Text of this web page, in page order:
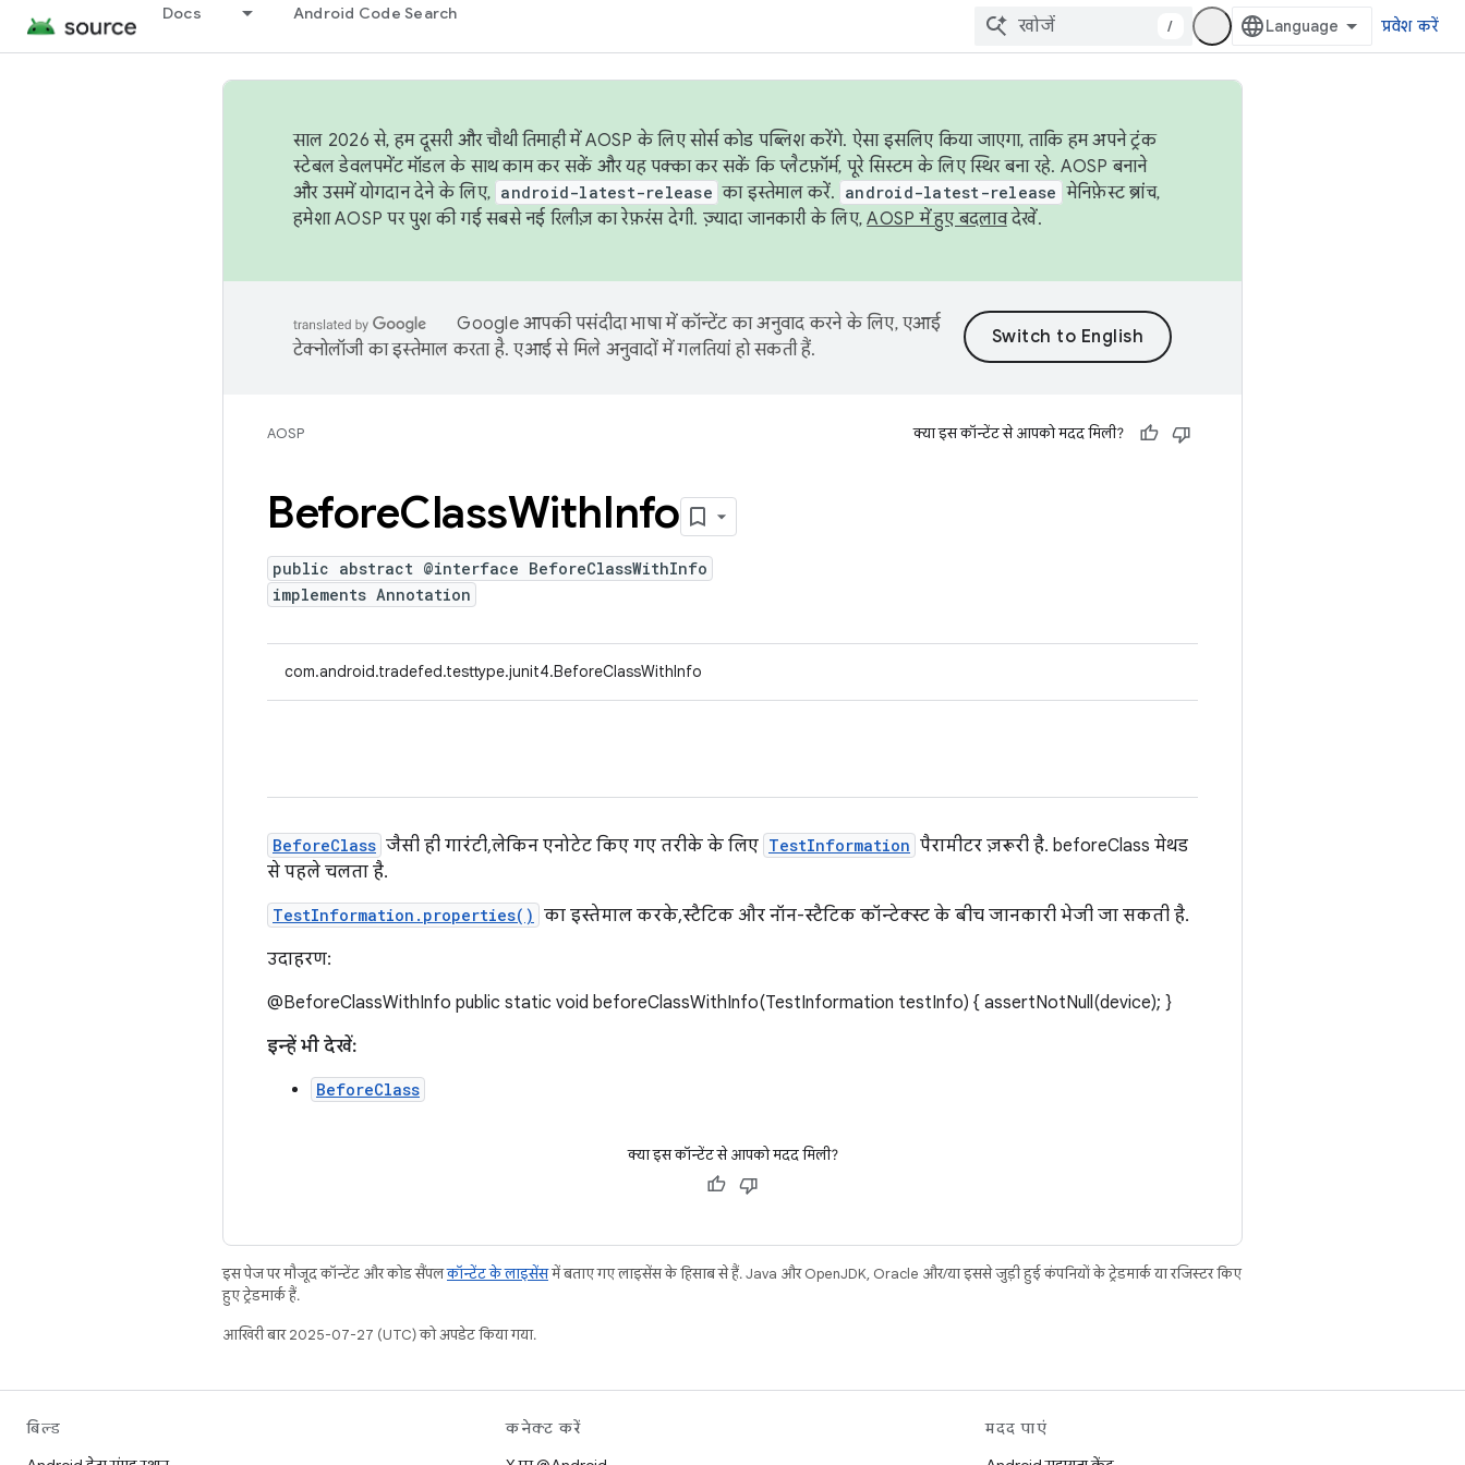
Docs Android Code Search
/ प्रवेश करें
साल 2026 से, हम दूसरी और चौथी तिमाही में AOSP के लिए सोर्स कोड पब्लिश करेंगे. ऐसा इसलिए किया जाएगा, ताकि हम अपने ट्रंक
स्टेबल डेवलपमेंट मॉडल के साथ काम कर सकें और यह पक्का कर सकें कि प्लैटफ़ॉर्म, पूरे सिस्टम के लिए स्थिर बना रहे. AOSP बनाने
और उसमें योगदान देने के लिए, android-latest-release का इस्तेमाल करें. android-latest-release मेनिफ़ेस्ट ब्रांच,
हमेशा AOSP पर पुश की गई सबसे नई रिलीज़ का रेफ़रंस देगी. ज़्यादा जानकारी के लिए,AOSP में हुए बदलावदेखें.
Google आपकी पसंदीदा भाषा में कॉन्टेंट का अनुवाद करने के लिए, एआई
टेक्नोलॉजी का इस्तेमाल करता है. एआई से मिले अनुवादों में गलतियां हो सकती हैं.
AOSP क्या इस कॉन्टेंट से आपको मदद मिली?
BeforeClassWithInfo
public abstract @interface BeforeClassWithInfo
implements Annotation
com.android.tradefed.testtype.junit4.BeforeClassWithInfo
BeforeClass जैसी ही गारंटी, लेकिन एनोटेट किए गए तरीके के लिए TestInformation पैरामीटर ज़रूरी है. beforeClass मेथड
से पहले चलता है.
TestInformation.properties() का इस्तेमाल करके, स्टैटिक और नॉन-स्टैटिक कॉन्टेक्स्ट के बीच जानकारी भेजी जा सकती है.
उदाहरण:
@BeforeClassWithInfo public static void beforeClassWithInfo(TestInformation testInfo) { assertNotNull(device); }
इन्हें भी देखें:
BeforeClass
क्या इस कॉन्टेंट से आपको मदद मिली?
इस पेज पर मौजूद कॉन्टेंट और कोड सैंपलकॉन्टेंट के लाइसेंसमें बताए गए लाइसेंस के हिसाब से हैं. Java और OpenJDK, Oracle और/या इससे जुड़ी हुई कंपनियों के ट्रेडमार्क या रजिस्टर किए
हुए ट्रेडमार्क हैं.
आखिरी बार 2025-07-27 (UTC) को अपडेट किया गया.
बिल्ड
कनेक्ट करें
मदद पाएं